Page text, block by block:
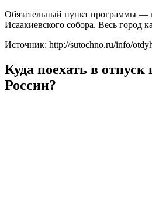
Обязательный пункт программы —
Исаакиевского собора. Весь город
Источник: http://sutochno.ru/info/
Куда поехать в отпуск
России?